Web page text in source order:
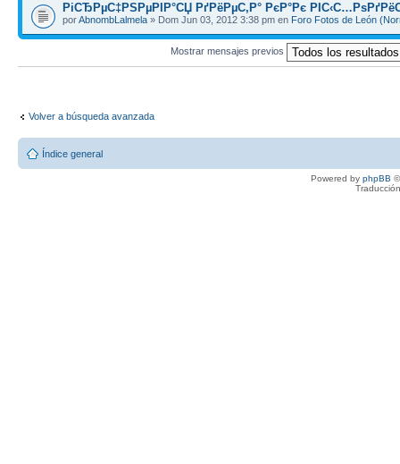
РіСЂРµС‡РЅРµРІР°СЏ РґРёРµС‚Р° РєР°Рє
porAbnombLalmela » Dom Jun 03, 2012 3:38 pm en Foro Fotos de León
Mostrar mensajes previos
Volver a búsqueda avanzada
Índice general
Powered by phpBB